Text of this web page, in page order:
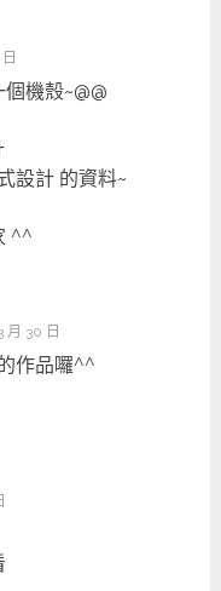
機殼~@@
設計 的資料~
^^
月 30 日
作品囉^^